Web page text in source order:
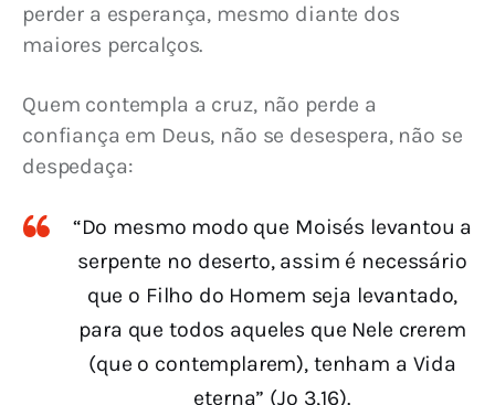
perder a esperança, mesmo diante dos
maiores percalços.
Quem contempla a cruz, não perde a
confiança em Deus, não se desespera, não se
despedaça:
“Do mesmo modo que Moisés levantou a
serpente no deserto, assim é necessário
que o Filho do Homem seja levantado,
para que todos aqueles que Nele crerem
(que o contemplarem), tenham a Vida
eterna” (Jo 3,16).